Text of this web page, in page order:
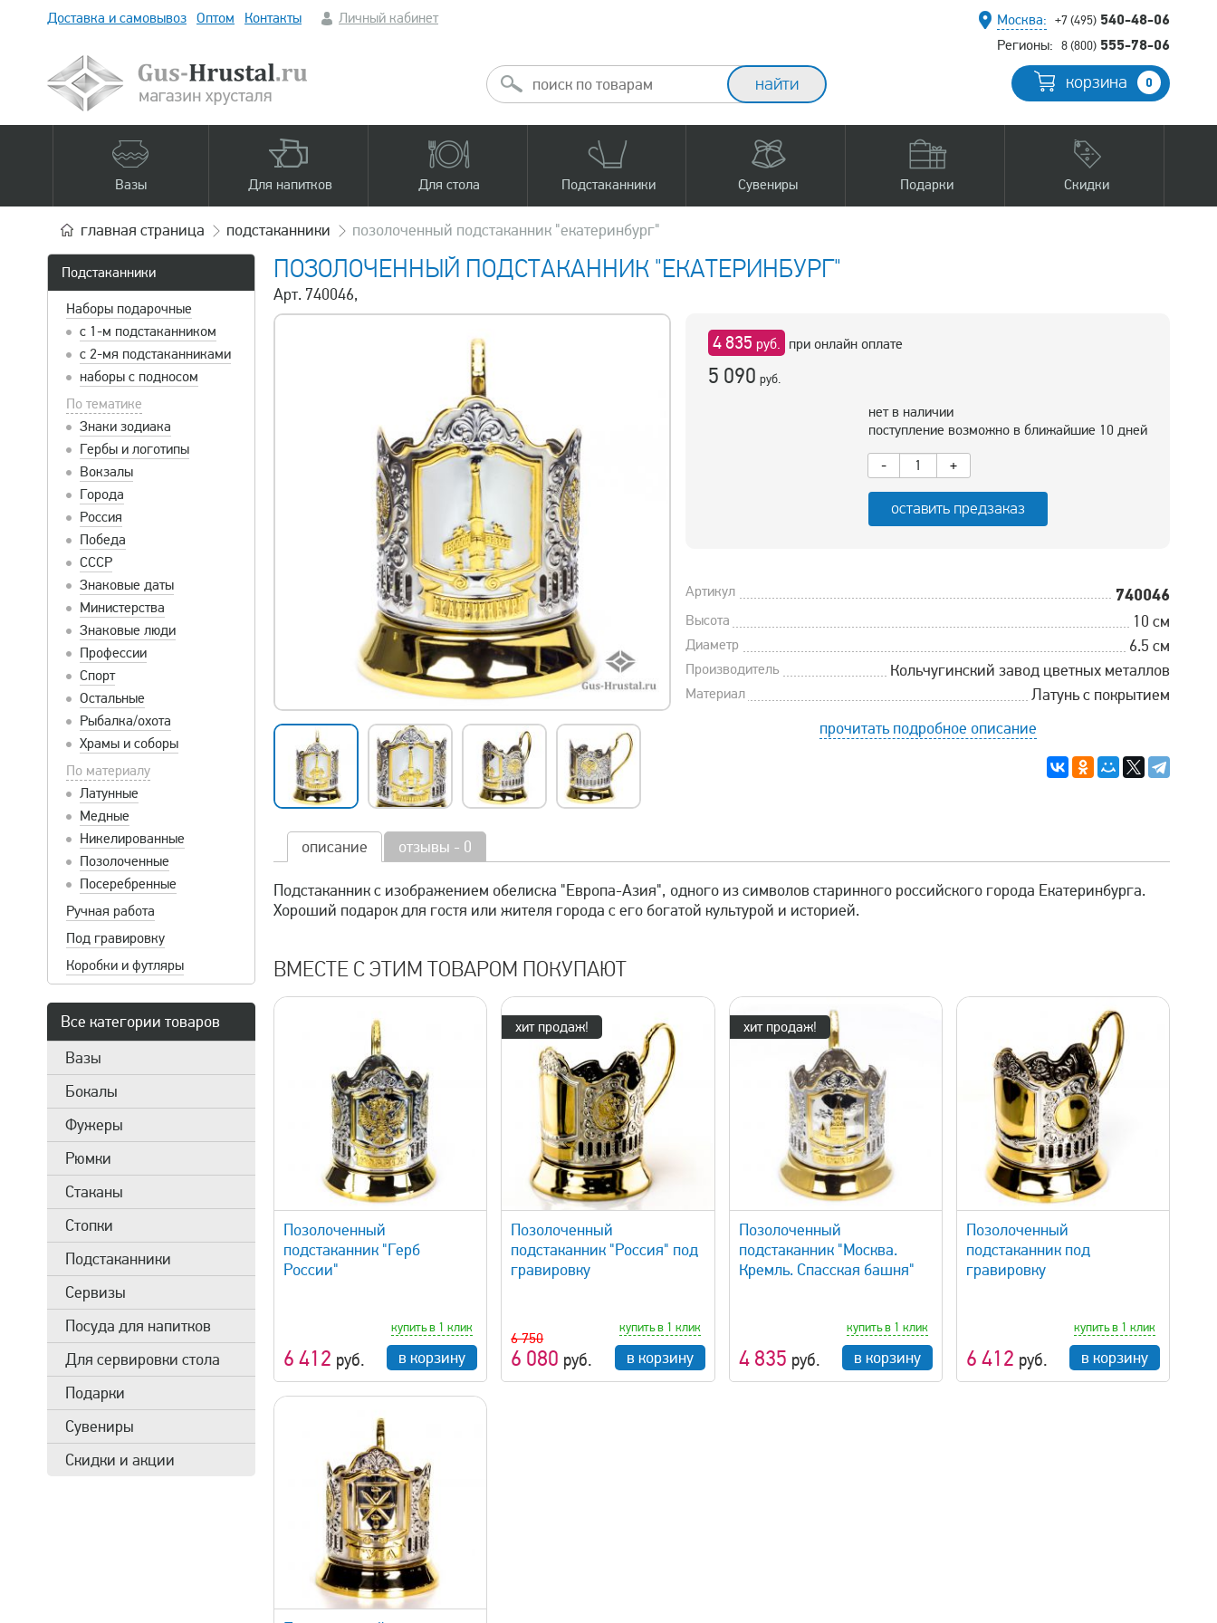
Доставка и самовывоз Оптом Контакты Личный кабинет Москва: +7 (495) 540-48-06
Регионы: 8 (800) 555-78-06
корзина 0
Вазы Для напитков Для стола Подстаканники Сувениры Подарки Скидки
главная страница подстаканники позолоченный подстаканник "екатеринбург"
Подстаканники
Наборы подарочные
с 1-м подстаканником
с 2-мя подстаканниками
наборы с подносом
По тематике
Знаки зодиака
Гербы и логотипы
Вокзалы
Города
Россия
Победа
СССР
Знаковые даты
Министерства
Знаковые люди
Профессии
Спорт
Остальные
Рыбалка/охота
Храмы и соборы
По материалу
Латунные
Медные
Никелированные
Позолоченные
Посеребренные
Ручная работа
Под гравировку
Коробки и футляры
Все категории товаров
Вазы
Бокалы
Фужеры
Рюмки
Стаканы
Стопки
Подстаканники
Сервизы
Посуда для напитков
Для сервировки стола
Подарки
Сувениры
Скидки и акции
ПОЗОЛОЧЕННЫЙ ПОДСТАКАННИК "ЕКАТЕРИНБУРГ"
Арт. 740046,
4 835 руб. при онлайн оплате
5 090 руб.
нет в наличии
поступление возможно в ближайшие 10 дней
-
+
оставить предзаказ
Артикул 740046
Высота 10 см
Диаметр 6.5 см
Производитель Кольчугинский завод цветных металлов
Материал
Латунь с покрытием
прочитать подробное описание
описание отзывы - 0
Подстаканник с изображением обелиска "Европа-Азия", одного из символов старинного российского города Екатеринбурга.
Хороший подарок для гостя или жителя города с его богатой культурой и историей.
ВМЕСТЕ С ЭТИМ ТОВАРОМ ПОКУПАЮТ
Позолоченный
подстаканник "Герб
России"
6 412 руб.
купить в 1 клик
в корзину
хит продаж!
быстрый просмотр
Позолоченный
подстаканник "Россия" под
гравировку
6 750
6 080 руб.
купить в 1 клик
в корзину
хит продаж!
быстрый просмотр
Позолоченный
подстаканник "Москва.
Кремль. Спасская башня"
4 835 руб.
купить в 1 клик
в корзину
быстрый просмотр
Позолоченный
подстаканник под
гравировку
6 412 руб.
купить в 1 клик
в корзину